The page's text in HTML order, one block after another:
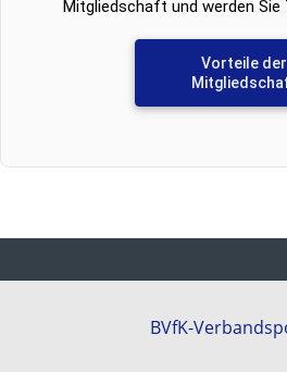
Mitgliedschaft und werden Sie
Vorteile der
BVfK-